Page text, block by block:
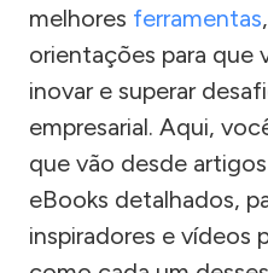
melhores ferramentas
orientações para que
inovar e superar
empresarial. Aqui,
que vão desde
eBooks detalhados,
inspiradores e vídeos